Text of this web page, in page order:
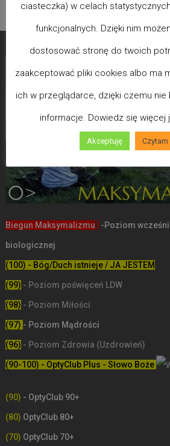
Biegun Maksymalizmu -Poziom
biologicznej
(100) - Bóg/Duch istnieje / JA JESTEM
(99) - Poziom poświęceń LDW
(98) - Poziom Miłości
(97) - Poziom Mądrości
(96) - Poziom Zdrowia (Uzdrowień)
(90-100) - OptyClub Plus - Słowo Boże
(90) - OptyClub 90+
(80) OptyClub 80+
(70) OptyClub 70+
ciasteczka) w celach
funkcjonalnych. Dzięki nim
dostosować stronę do twoich
zaakceptować pliki cookies albo ma
ich w przeglądarce, dzięki czemu nie
informacje. Dowiedz się więcej
Akceptuję Czytam